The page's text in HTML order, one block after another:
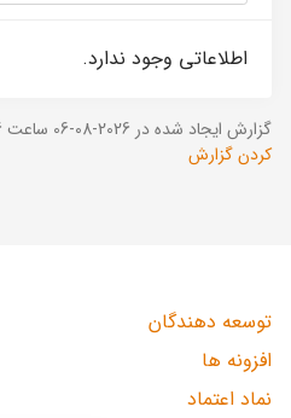
اطلاعاتی وجود ندارد.
گزارش ایجاد شده در 2026-08-06 ساعت 10:22:26 (UTC +03:30).
کردن گزارش
توسعه دهندگان
افزونه ها
نماد اعتماد